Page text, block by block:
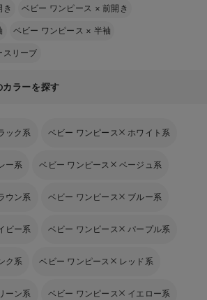
き ベビー ワンピース ×前開き
ベビー ワンピース × 半袖
スリーブ
ラーを探す
ック系 ベビー ワンピース ホワイト系
ー系 ベビー ワンピース ベージュ系
ウン系 ベビー ワンピース ブルー系
ビー系 ベビー ワンピース パープル系
ク系 ベビー ワンピース レッド系
ーン系 ベビー ワンピース イエロー系